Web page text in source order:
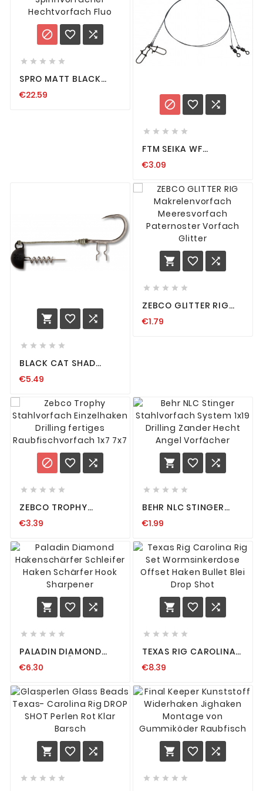
  
    
SPRO MATT BLACK
FLUOROCARBON
€22.59
  
    
FTM SEIKA WF
PRO VORFÄCHER
ANGELN RAUBFISCH
€3.09
  
    
BLACK CAT SHAD
50G GUMMIFISCH
6/0 100KG WELS
€5.49
  
    
ZEBCO GLITTER RIG
MEERESVORFACH
€1.79
  
    
ZEBCO TROPHY
EINZELHAKEN DRILLING
RAUBFISCHVORFACH
1X7 7X7
€3.39
  
    
BEHR NLC STINGER
SYSTEM 1X19 DRILLING
VORFÄCHER
€1.99
  
    
PALADIN DIAMOND
HAKENSCHÄRFER
SCHLEIFER HAKEN
SHARPENER
€6.30
  
    
TEXAS RIG CAROLINA
WORMSINKERDOSE
BLEI DROP SHOT
€8.39
  
    
  
    